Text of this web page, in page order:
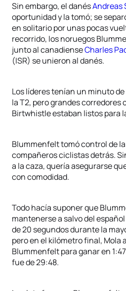
Sin embargo, el danésAndreas
oportunidad y la tomó; se
en solitario por unas pocas
recorrido, los noruegos
junto al canadienseCharles
(ISR) se unieron al danés.
Los líderes tenían un minuto
la T2, pero grandes corredores
Birtwhistle estaban listos para
Blummenfelt tomó control de
compañeros ciclistas detrás.
a la caza, quería asegurarse
con comodidad.
Todo hacía suponer que
mantenerse a salvo del
de 20 segundos durante la
pero en el kilómetro final, Mola
Blummenfelt para ganar en
fue de 29:48.